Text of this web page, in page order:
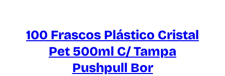
100 Frascos Plástico Cristal
Pet 500ml C/ Tampa
Pushpull Bor